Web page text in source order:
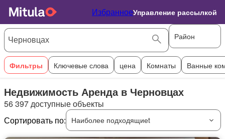
ИзбранноеУправление рассылкой
Район
Фильтры Ключевые слова цена Комнаты Ванные
Недвижимость Аренда в Черновцах
56 397 доступные объекты
Сортировать по:
Наиболее подходящиеt